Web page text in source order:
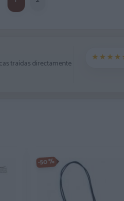
traídas directamente
-50%